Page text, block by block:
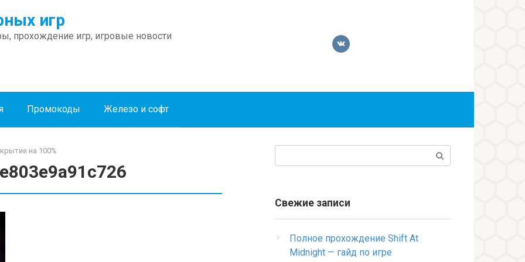
игр
прохождение игр, игровые новости
Промокоды Железо и софт
на 100%
Свежие записи
Полное прохождение Shift At
Midnight — гайд по игре